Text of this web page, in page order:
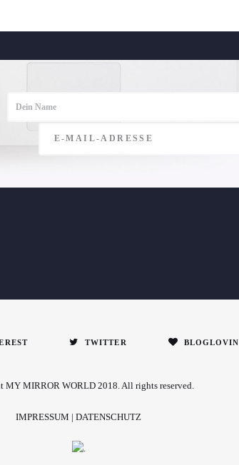
TWITTER BLOGLOVIN
MY MIRROR WORLD 2018. All rights reserved.
IMPRESSUM | DATENSCHUTZ